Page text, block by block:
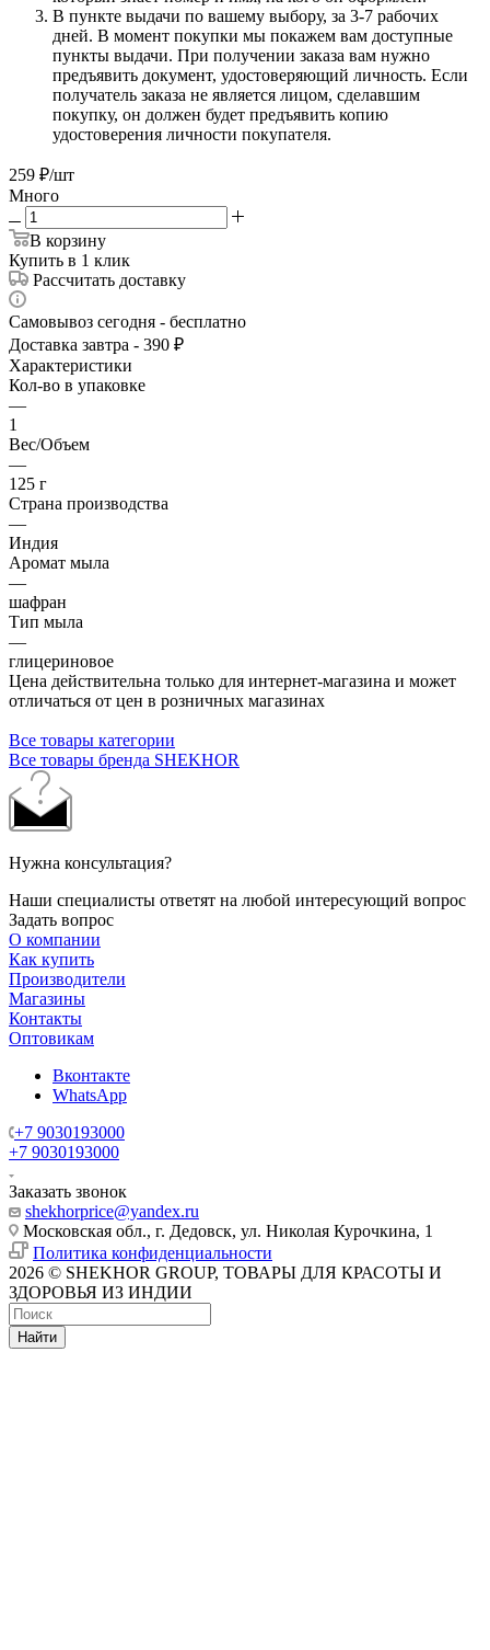
В пункте выдачи по вашему выбору, за 3-7 рабочих
дней. В момент покупки мы покажем вам доступные
пункты выдачи. При получении заказа вам нужно
предъявить документ, удостоверяющий личность. Если
получатель заказа не является лицом, сделавшим
покупку, он должен будет предъявить копию
удостоверения личности покупателя.
259 ₽/шт
Много
В корзину
Купить в 1 клик
Рассчитать доставку
Самовывоз сегодня - бесплатно
Доставка завтра - 390 ₽
Характеристики
Кол-во в упаковке
—
1
Вес/Объем
—
125 г
Страна производства
—
Индия
Аромат мыла
—
шафран
Тип мыла
—
глицериновое
Цена действительна только для интернет-магазина и может
отличаться от цен в розничных магазинах
Все товары категории
Все товары бренда SHEKHOR
Нужна консультация?
Наши специалисты ответят на любой интересующий вопрос
Задать вопрос
О компании
Как купить
Производители
Магазины
Контакты
Оптовикам
Вконтакте
WhatsApp
+7 9030193000
+7 9030193000
Заказать звонок
shekhorprice@yandex.ru
Московская обл., г. Дедовск, ул. Николая Курочкина, 1
Политика конфиденциальности
2026 © SHEKHOR GROUP, ТОВАРЫ ДЛЯ КРАСОТЫ И
ЗДОРОВЬЯ ИЗ ИНДИИ
Найти